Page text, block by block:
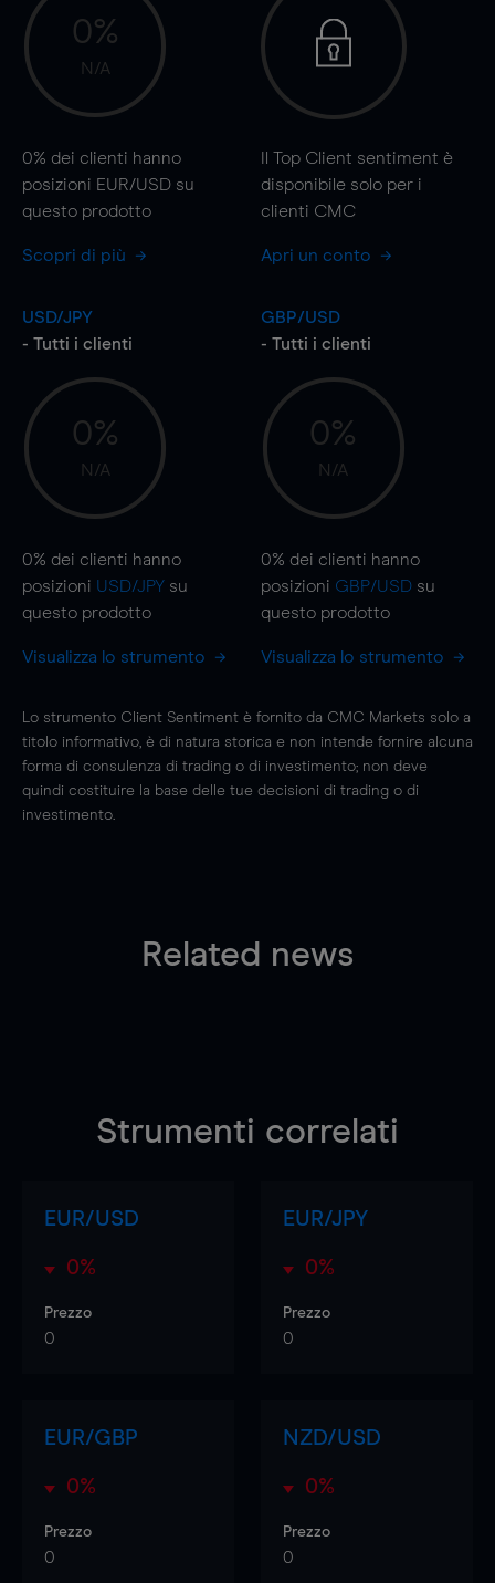
0%
N/A
0% dei clienti hanno
posizioni EUR/USD su
questo prodotto
Scopri di più
Il Top Client sentiment è
disponibile solo per i
clienti CMC
Apri un conto
USD/JPY
- Tutti i clienti
0%
N/A
0% dei clienti hanno
posizioni USD/JPY su
questo prodotto
Visualizza lo strumento
GBP/USD
- Tutti i clienti
0%
N/A
0% dei clienti hanno
posizioni GBP/USDsu
questo prodotto
Visualizza lo strumento
Lo strumento Client Sentiment è fornito da CMC Markets solo a
titolo informativo, è di natura storica e non intende fornire alcuna
forma di consulenza di trading o di investimento; non deve
quindi costituire la base delle tue decisioni di trading o di
investimento.
Related news
Strumenti correlati
EUR/USD
0%
Prezzo
0
EUR/JPY
0%
Prezzo
0
EUR/GBP
0%
Prezzo
0
NZD/USD
0%
Prezzo
0